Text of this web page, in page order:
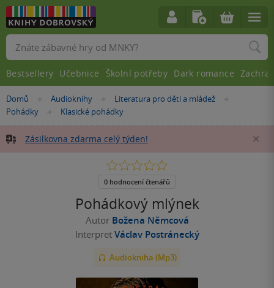
Nacházíte
se
Domů »Audioknihy »Literatura pro děti a mládež
Pohádky »
Klasické pohádky
Zásilkovna zdarma celý týden!
Pohádkový mlýnek
Autor Božena Němcová
Interpret Václav Postránecký
Audiokniha (Mp3)
0.0
5
0 hodnocení čtenářů
Vyhledávání
Bestsellery Učebnice Školní potřeby Dark romance